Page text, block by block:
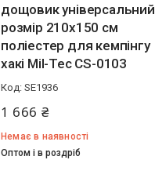
дощовик універсальний
розмір 210х150 см
поліестер для кемпінгу
хакі Mil-Tec СS-0103
SE1936
1 666 ₴
Немає в наявності
Оптом і в роздріб